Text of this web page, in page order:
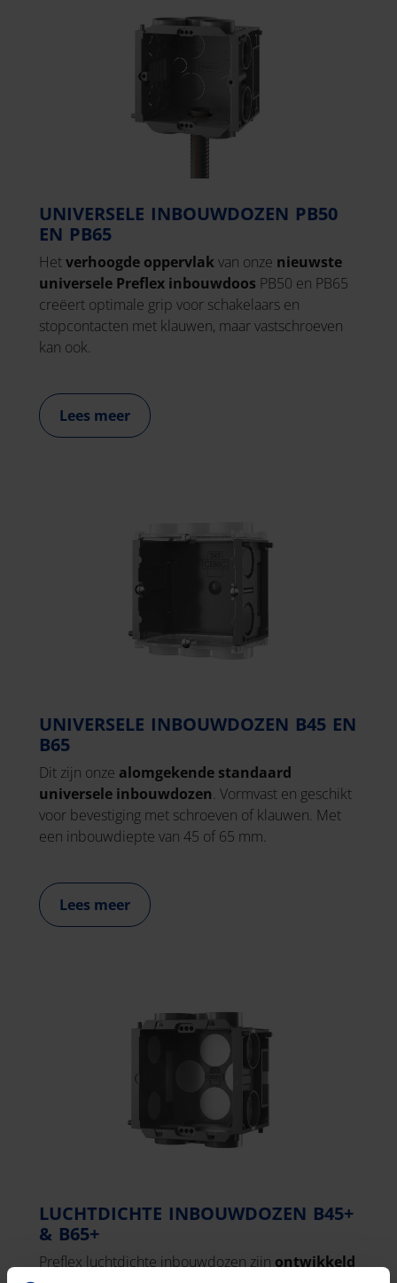
UNIVERSELE INBOUWDOZEN PB50
EN PB65
Hetverhoogde oppervlakvan onze nieuwste
universele Preflex inbouwdoos PB50 en PB65
creëert optimale grip voor schakelaars en
stopcontacten met klauwen, maar vastschroeven
kan ook.
Lees meer
UNIVERSELE INBOUWDOZEN B45 EN
B65
Dit zijn onze alomgekende standaard
universele inbouwdozen. Vormvast en geschikt
voor bevestiging met schroeven of klauwen. Met
een inbouwdiepte van 45 of 65 mm.
Lees meer
LUCHTDICHTE INBOUWDOZEN B45+
& B65+
Preflex luchtdichte inbouwdozen zijn ontwikkeld